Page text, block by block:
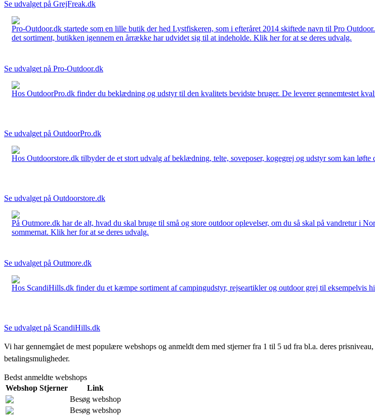
Se udvalget på GrejFreak.dk
Pro-Outdoor.dk startede som en lille butik der hed Lystfiskeren, som i efteråret 2014 skiftede navn til Pro
det sortiment, butikken igennem en årrække har udvidet sig til at indeholde. Klik her for at se deres udvalg.
Se udvalget på Pro-Outdoor.dk
Hos OutdoorPro.dk finder du beklædning og udstyr til den kvalitets bevidste bruger. De leverer gennemtestet
Se udvalget på OutdoorPro.dk
Hos Outdoorstore.dk tilbyder de et stort udvalg af beklædning, telte, soveposer, kogegrej og udstyr som kan
Se udvalget på Outdoorstore.dk
På Outmore.dk har de alt, hvad du skal bruge til små og store outdoor oplevelser, om du så skal på vandretur i
sommernat. Klik her for at se deres udvalg.
Se udvalget på Outmore.dk
Hos ScandiHills.dk finder du et kæmpe sortiment af campingudstyr, rejseartikler og outdoor grej til eksempelvis
Se udvalget på ScandiHills.dk
Vi har gennemgået de mest populære webshops og anmeldt dem med stjerner fra 1 til 5 ud fra bl.a. deres
betalingsmuligheder.
Bedst anmeldte webshops
Webshop Stjerner
Link
Besøg webshop
Besøg webshop